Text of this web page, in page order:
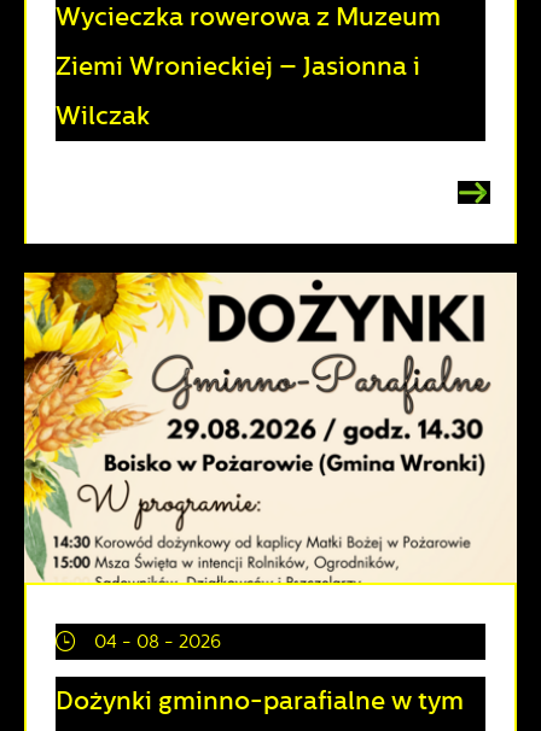
Wycieczka rowerowa z Muzeum
Ziemi Wronieckiej – Jasionna i
Wilczak
04 - 08 - 2026
Dożynki gminno-parafialne w tym